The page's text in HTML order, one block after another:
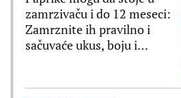
zamrzivaču i do 12 meseci:
Zamrznite ih pravilno i
sačuvaće ukus, boju i